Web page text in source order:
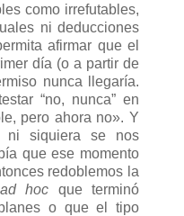
como irrefutables,
ni deducciones
afirmar que el
día (o a partir de
nunca llegaría.
“no, nunca” en
pero ahora no». Y
ni siquiera se nos
que ese momento
redoblemos la
ad hoc que terminó
o que el tipo